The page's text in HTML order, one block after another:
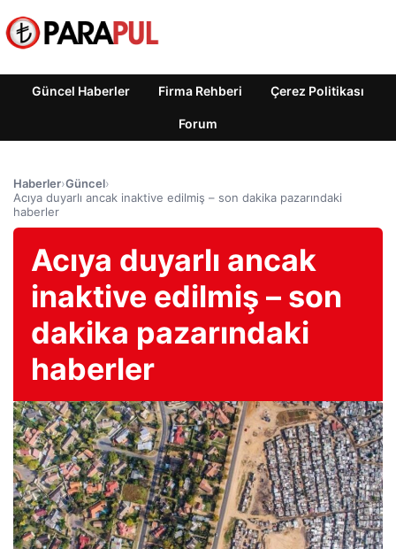
Güncel Haberler Firma Rehberi Çerez Politikası
Forum
Haberler›Güncel›
Acıya duyarlı ancak inaktive edilmiş – son dakika pazarındaki
haberler
Acıya duyarlı ancak
inaktive edilmiş – son
dakika pazarındaki
haberler